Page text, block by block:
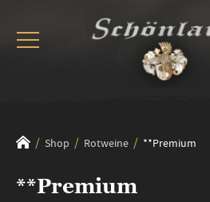
Shop Rotweine **Premium
**Premium